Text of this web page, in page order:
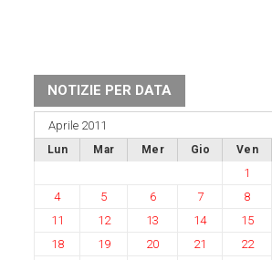
NOTIZIE PER DATA
Aprile 2011
Lun Mar Mer Gio Ven
1
4
5 6 7 8
11
12 13 14 15
18
19 20 21 22